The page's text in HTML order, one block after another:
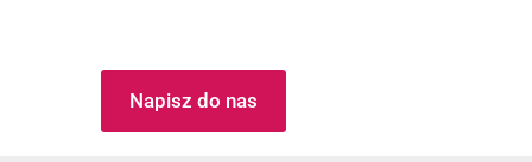
Napisz do nas